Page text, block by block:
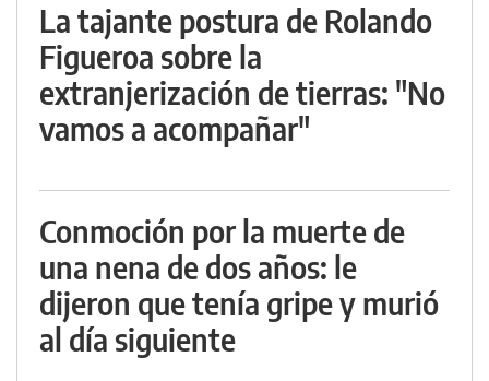
La tajante postura de Rolando
Figueroa sobre la
extranjerización de tierras: "No
vamos a acompañar"
Conmoción por la muerte de
una nena de dos años: le
dijeron que tenía gripe y murió
al día siguiente